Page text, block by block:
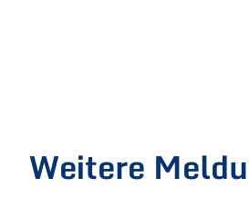
Weitere